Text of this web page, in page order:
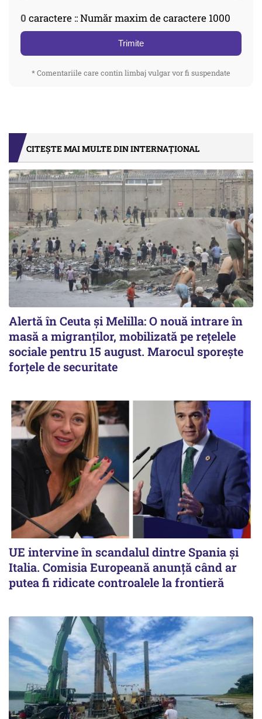
0 caractere :: Număr maxim de caractere 1000
Trimite
* Comentariile care contin limbaj vulgar vor fi suspendate
CITEȘTE MAI MULTE DIN INTERNAȚIONAL
Alertă în Ceuta și Melilla: O nouă intrare în
masă a migranților, mobilizată pe rețelele
sociale pentru 15 august. Marocul sporește
forțele de securitate
UE intervine în scandalul dintre Spania și
Italia. Comisia Europeană anunță când ar
putea fi ridicate controalele la frontieră